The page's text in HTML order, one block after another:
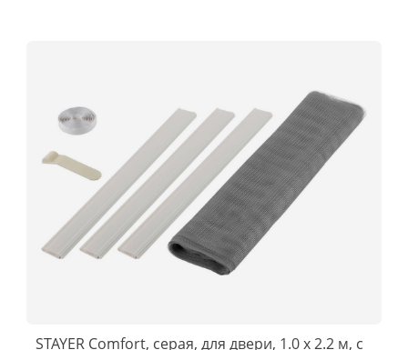
STAYER Comfort, серая, для двери, 1.0 х 2.2 м, с